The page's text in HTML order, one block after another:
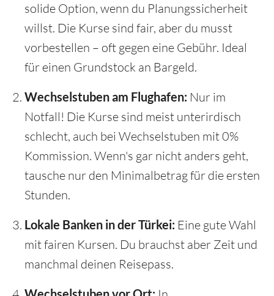
solide Option, wenn du Planungssicherheit
willst. Die Kurse sind fair, aber du musst
vorbestellen – oft gegen eine Gebühr. Ideal
für einen Grundstock an Bargeld.
Wechselstuben am Flughafen: Nur im
Notfall! Die Kurse sind meist unterirdisch
schlecht, auch bei Wechselstuben mit 0%
Kommission. Wenn's gar nicht anders geht,
tausche nur den Minimalbetrag für die ersten
Stunden.
Lokale Banken in der Türkei: Eine gute Wahl
mit fairen Kursen. Du brauchst aber Zeit und
manchmal deinen Reisepass.